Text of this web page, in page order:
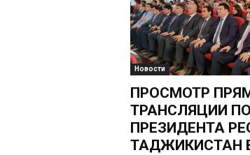
Новости
ПРОСМОТР
ТРАНСЛЯЦИИ
ПРЕЗИДЕНТА
ТАДЖИКИСТАН